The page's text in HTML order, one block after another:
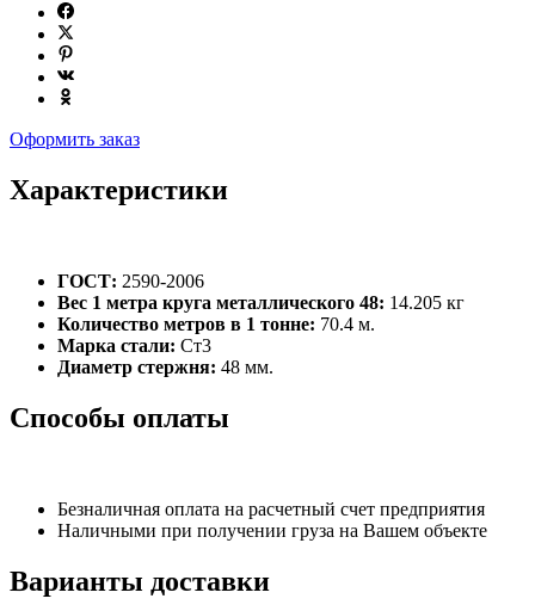
Оформить заказ
Характеристики
ГОСТ: 2590-2006
Вес 1 метра круга металлического 48: 14.205 кг
Количество метров в 1 тонне: 70.4 м.
Марка стали: Ст3
Диаметр стержня: 48 мм.
Способы оплаты
Безналичная оплата на расчетный счет предприятия
Наличными при получении груза на Вашем объекте
Варианты доставки